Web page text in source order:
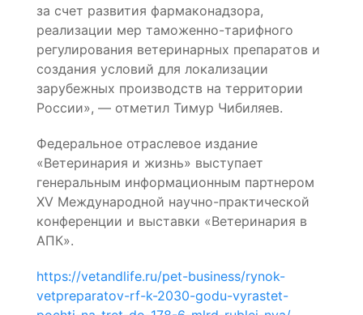
за счет развития фармаконадзора,
реализации мер таможенно-тарифного
регулирования ветеринарных препаратов и
создания условий для локализации
зарубежных производств на территории
России», — отметил Тимур Чибиляев.
Федеральное отраслевое издание
«Ветеринария и жизнь» выступает
генеральным информационным партнером
XV Международной научно-практической
конференции и выставки «Ветеринария в
АПК».
https://vetandlife.ru/pet-business/rynok-
vetpreparatov-rf-k-2030-godu-vyrastet-